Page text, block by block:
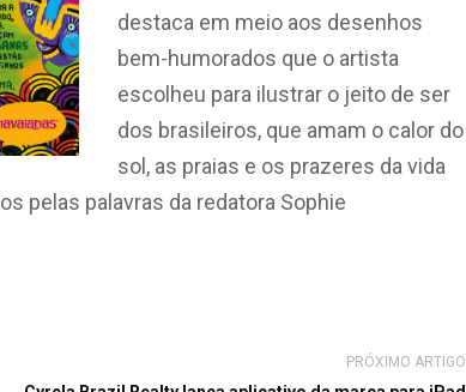
destaca em meio aos desenhos
bem-humorados que o artista
escolheu para ilustrar o jeito de ser
dos brasileiros, que amam o calor do
sol, as praias e os prazeres da vida
pelas palavras da redatora Sophie
PRÓXIMO ARTIGO